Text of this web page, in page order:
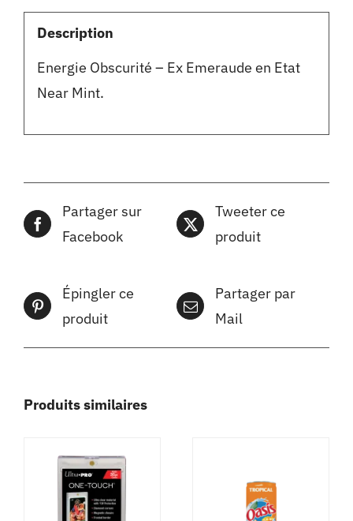
Description
Energie Obscurité – Ex Emeraude en Etat
Near Mint.
Partager sur
Facebook
Tweeter ce
produit
Épingler ce
produit
Partager par
Mail
Produits similaires